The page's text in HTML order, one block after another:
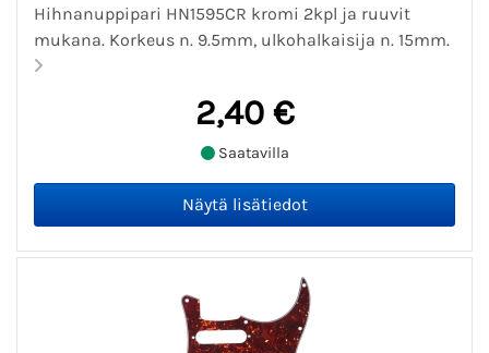
Hihnanuppipari HN1595CR kromi 2kpl ja ruuvit
mukana. Korkeus n. 9.5mm, ulkohalkaisija n. 15mm.
2,40 €
Saatavilla